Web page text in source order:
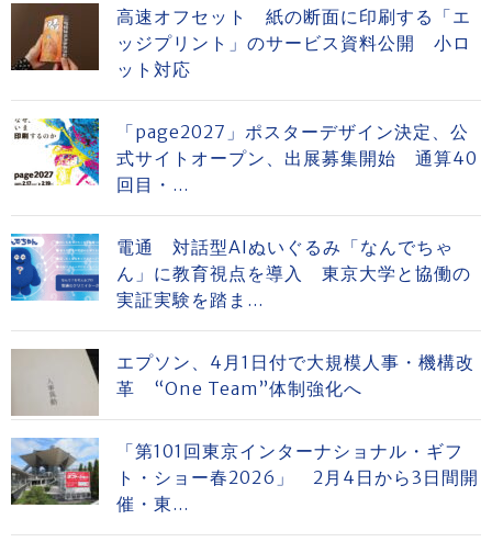
高速オフセット 紙の断面に印刷する「エ
ッジプリント」のサービス資料公開 小ロ
ット対応
「page2027」ポスターデザイン決定、公
式サイトオープン、出展募集開始 通算40
回目・...
電通 対話型AIぬいぐるみ「なんでちゃ
ん」に教育視点を導入 東京大学と協働の
実証実験を踏ま...
エプソン、4月1日付で大規模人事・機構改
革 “One Team”体制強化へ
「第101回東京インターナショナル・ギフ
ト・ショー春2026」 2月4日から3日間開
催・東...